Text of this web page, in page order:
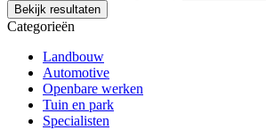
Categorieën
Landbouw
Automotive
Openbare werken
Tuin en park
Specialisten